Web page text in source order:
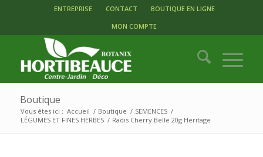
ENTREPRISE CONTACT
BOUTIQUE EN LIGNE
MON COMPTE
Boutique
Vous êtes ici : Accueil / Boutique / SEMENCES /
LÉGUMES ET FINES HERBES / Radis Cherry Belle 20g Heritage